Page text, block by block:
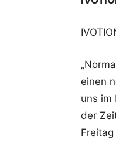
einen
uns im
der